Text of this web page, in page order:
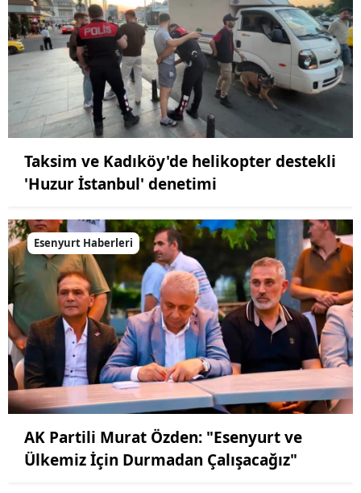
Taksim ve Kadıköy'de helikopter destekli
'Huzur İstanbul' denetimi
Esenyurt Haberleri
AK Partili Murat Özden: "Esenyurt ve
Ülkemiz İçin Durmadan Çalışacağız"